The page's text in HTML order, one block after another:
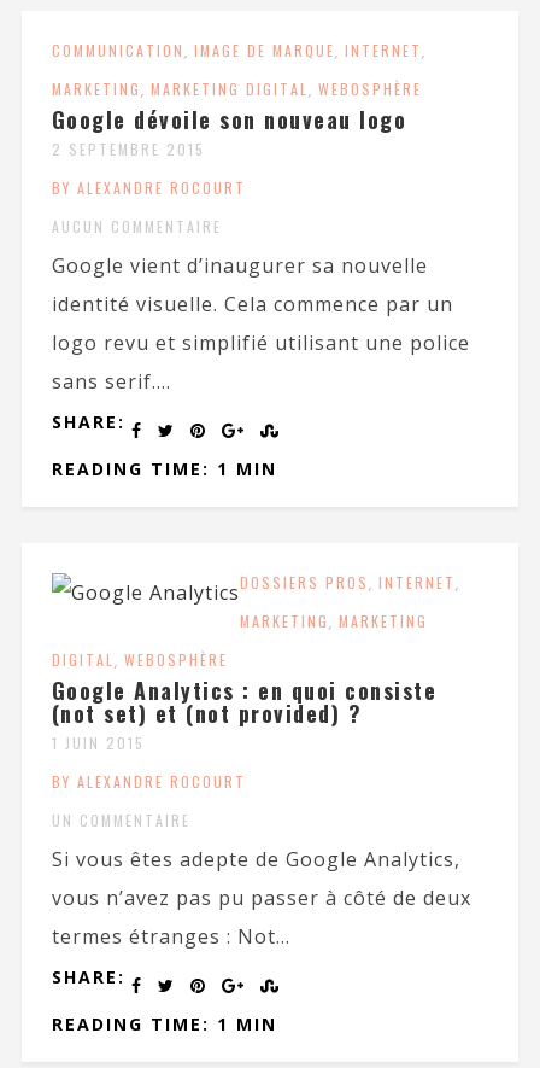
COMMUNICATION, IMAGE DE MARQUE, INTERNET,
MARKETING, MARKETING DIGITAL , WEBOSPHÈRE
Google dévoile son nouveau logo
2 SEPTEMBRE 2015
BY ALEXANDRE ROCOURT
AUCUN COMMENTAIRE
Google vient d’inaugurer sa nouvelle
identité visuelle. Cela commence par un
logo revu et simplifié utilisant une police
sans serif....
SHARE:
READING TIME: 1 MIN
DOSSIERS PROS, INTERNET,
MARKETING, MARKETING
DIGITAL , WEBOSPHÈRE
Google Analytics : en quoi consiste
(not set) et (not provided) ?
1 JUIN 2015
BY ALEXANDRE ROCOURT
UN COMMENTAIRE
Si vous êtes adepte de Google Analytics,
vous n’avez pas pu passer à côté de deux
termes étranges : Not...
SHARE:
READING TIME: 1 MIN